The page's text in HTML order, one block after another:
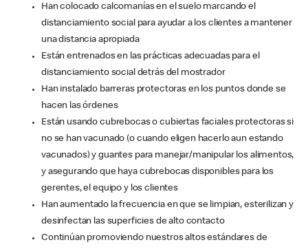
Han colocado calcomanías en el suelo marcando el
distanciamiento social para ayudar a los clientes a mantener
una distancia apropiada
Están entrenados en las prácticas adecuadas para el
distanciamiento social detrás del mostrador
Han instalado barreras protectoras en los puntos donde se
hacen las órdenes
Están usando cubrebocas o cubiertas faciales protectoras si
no se han vacunado (o cuando eligen hacerlo aun estando
vacunados) y guantes para manejar/manipular los alimentos,
y asegurando que haya cubrebocas disponibles para los
gerentes, el equipo y los clientes
Han aumentado la frecuencia en que se limpian, esterilizan y
desinfectan las superficies de alto contacto
Continúan promoviendo nuestros altos estándares de